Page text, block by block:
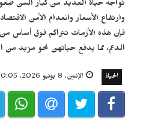
تواجه حياة العديد من كبار السن
وارتفاع الأسعار وانعدام الأمن
فإن هذه الأزمات تتراكم فوق أساس من
الدعم، مما يدفع حياتهن نحو مزيد من
الحياة الإثنين, 8 يونيو 2026, 10:05